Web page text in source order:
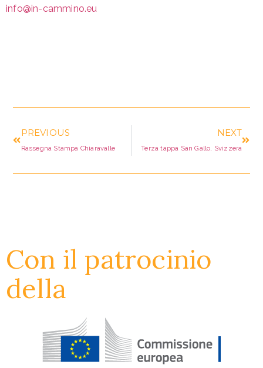
info@in-cammino.eu
PREVIOUS
Rassegna Stampa Chiaravalle
NEXT
Terza tappa San Gallo, Svizzera
Con il patrocinio
della